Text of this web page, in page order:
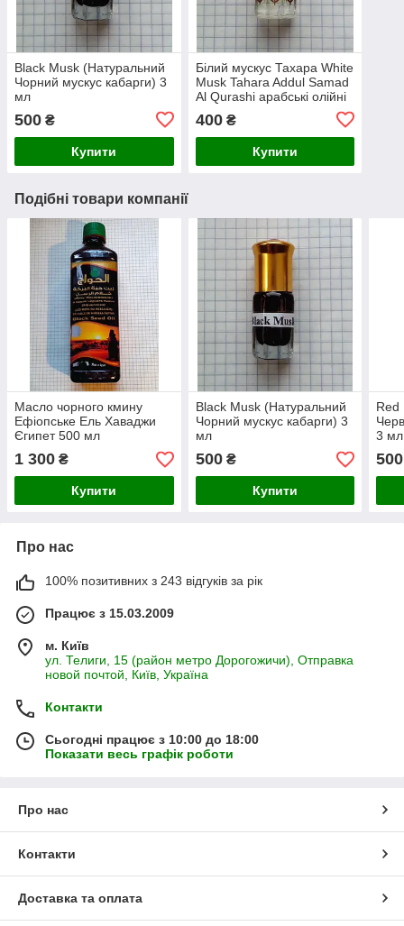
Black Musk (Натуральний
Чорний мускус кабарги) 3
мл
500 ₴
Купити
Білий мускус Тахара White
Musk Tahara Addul Samad
Al Qurashi арабські олійні
400₴
Купити
Подібні товари компанії
Масло чорного кмину
Ефіопське Ель Хаваджи
Єгипет 500 мл
1 300 ₴
Купити
Black Musk (Натуральний
Чорний мускус кабарги) 3
мл
500₴
Купити
Red
3 мл
500
Про нас
100% позитивних з 243 відгуків за рік
Працює з 15.03.2009
м. Київ
ул. Телиги, 15 (район метро Дорогожичи), Отправка
новой почтой, Київ, Україна
Контакти
Сьогодні працює з 10:00 до 18:00
Показати весь графік роботи
Про нас
Контакти
Доставка та оплата